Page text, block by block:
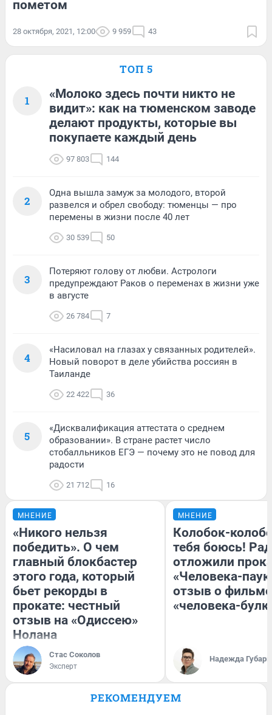
пометом
28 октября, 2021, 12:00 9 959 43
ТОП 5
1
«Молоко здесь почти никто не
видит»: как на тюменском заводе
делают продукты, которые вы
покупаете каждый день
97 803 144
2
Одна вышла замуж за молодого, второй
развелся и обрел свободу: тюменцы — про
перемены в жизни после 40 лет
30 539 50
3
Потеряют голову от любви. Астрологи
предупреждают Раков о переменах в жизни уже
в августе
26 784 7
4
«Насиловал на глазах у связанных родителей».
Новый поворот в деле убийства россиян в
Таиланде
22 422 36
5
«Дисквалификация аттестата о среднем
образовании». В стране растет число
стобалльников ЕГЭ — почему это не повод для
радости
21 712 16
МНЕНИЕ
«Никого нельзя
победить». О чем
главный блокбастер
этого года, который
бьет рекорды в
прокате: честный
отзыв на «Одиссею»
Нолана
Стас Соколов
Эксперт
МНЕНИЕ
Колобок-
тебя боюсь!
отложили
«Человека-
отзыв о
«человека-
Надежда Губарь
РЕКОМЕНДУЕМ